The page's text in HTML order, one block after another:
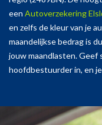
een Autoverzekering
en zelfs de kleur van je
maandelijkse bedrag is
jouw maandlasten. Geef
hoofdbestuurder in, en